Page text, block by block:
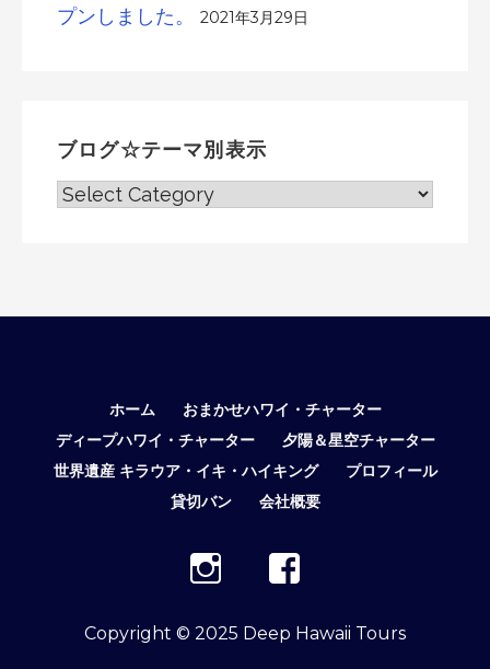
プンしました。
2021年3月29日
ブログ☆テーマ別表示
ブ
示
ホーム
おまかせハワイ・チャーター
ディープハワイ・チャーター
夕陽＆星空チャーター
世界遺産 キラウア・イキ・ハイキング
プロフィール
貸切バン
会社概要
Copyright © 2025 Deep Hawaii Tours